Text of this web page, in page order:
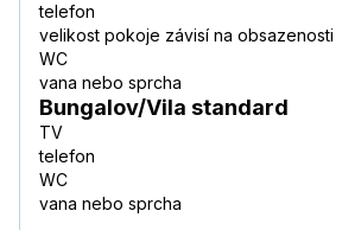
telefon
velikost pokoje závisí na obsazenosti
WC
vana nebo sprcha
Bungalov/Vila standard
TV
telefon
WC
vana nebo sprcha